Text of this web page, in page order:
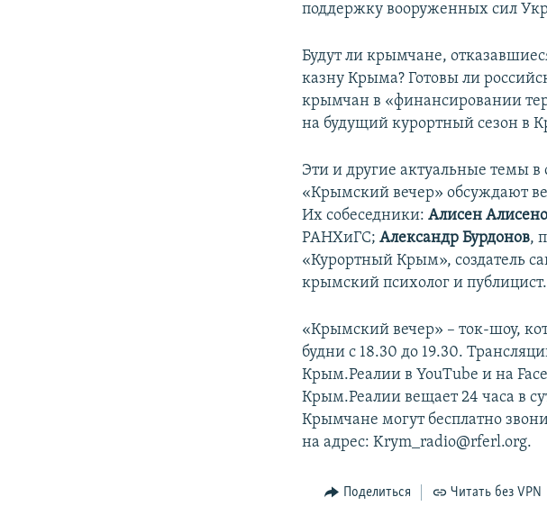
поддержку вооруженных сил
Будут ли крымчане,
казну Крыма? Готовы ли
крымчан в «финансировании
на будущий курортный сезон в
Эти и другие актуальные темы
«Крымский вечер» обсуждают
Их собеседники:Алисен
РАНХиГС;Александр Бурдонов,
«Курортный Крым», создатель
крымский психолог и публицист.
«Крымский вечер» – ток-шоу,
будни с 18.30 до 19.30.
Крым.Реалии в YouTube и на
Крым.Реалии вещает 24 часа в
Крымчане могут бесплатно
на адрес: Krym_radio@rferl.org.
Поделиться Читать без VPN